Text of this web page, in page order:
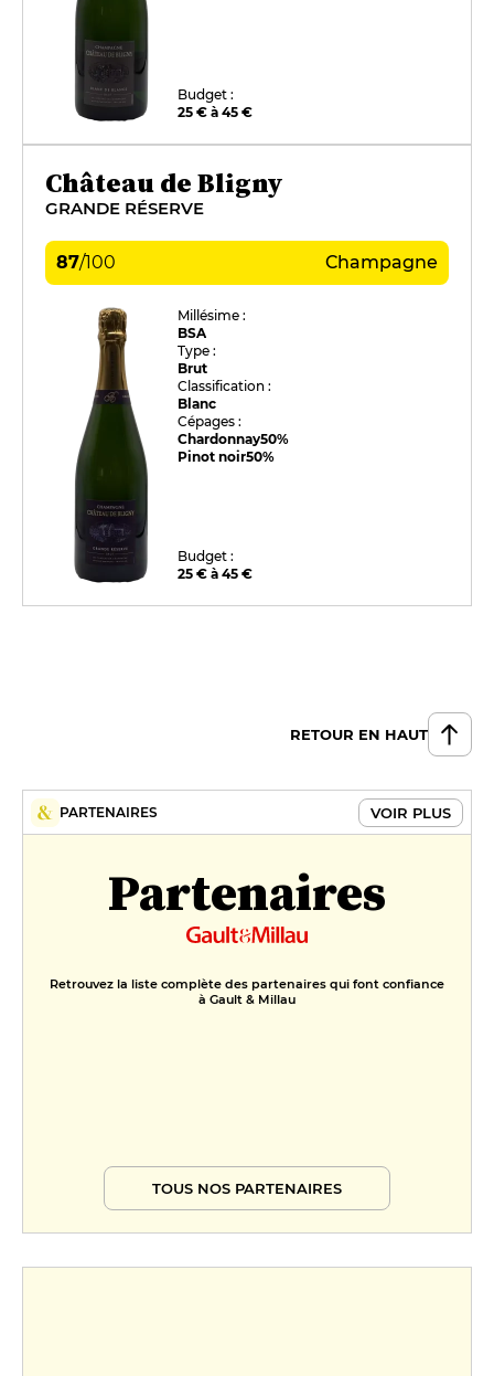
Budget :
25 € à 45 €
Château de Bligny
GRANDE RÉSERVE
87/100 Champagne
Millésime :
BSA
Type :
Brut
Classification :
Blanc
Cépages :
Chardonnay50%
Pinot noir50%
Budget :
25 € à 45 €
RETOUR EN HAUT
PARTENAIRES VOIR PLUS
Partenaires
Retrouvez la liste complète des partenaires qui font confiance
à Gault & Millau
TOUS NOS PARTENAIRES